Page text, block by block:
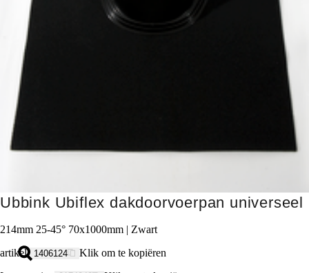
Ubbink Ubiflex dakdoorvoerpan universeel
214mm 25-45° 70x1000mm | Zwart
artikel: 1406124
Klik om te kopiëren